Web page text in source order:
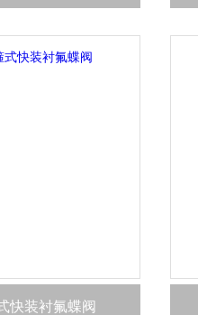
快装衬氟蝶阀